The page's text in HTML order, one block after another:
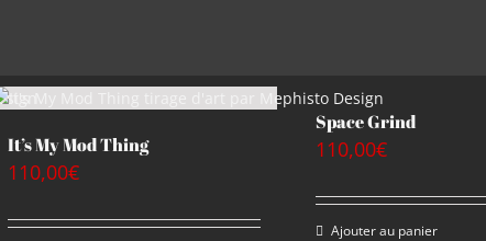
It’s My Mod Thing
110,00€
Space Grind
110,00€
Ajouter au panier